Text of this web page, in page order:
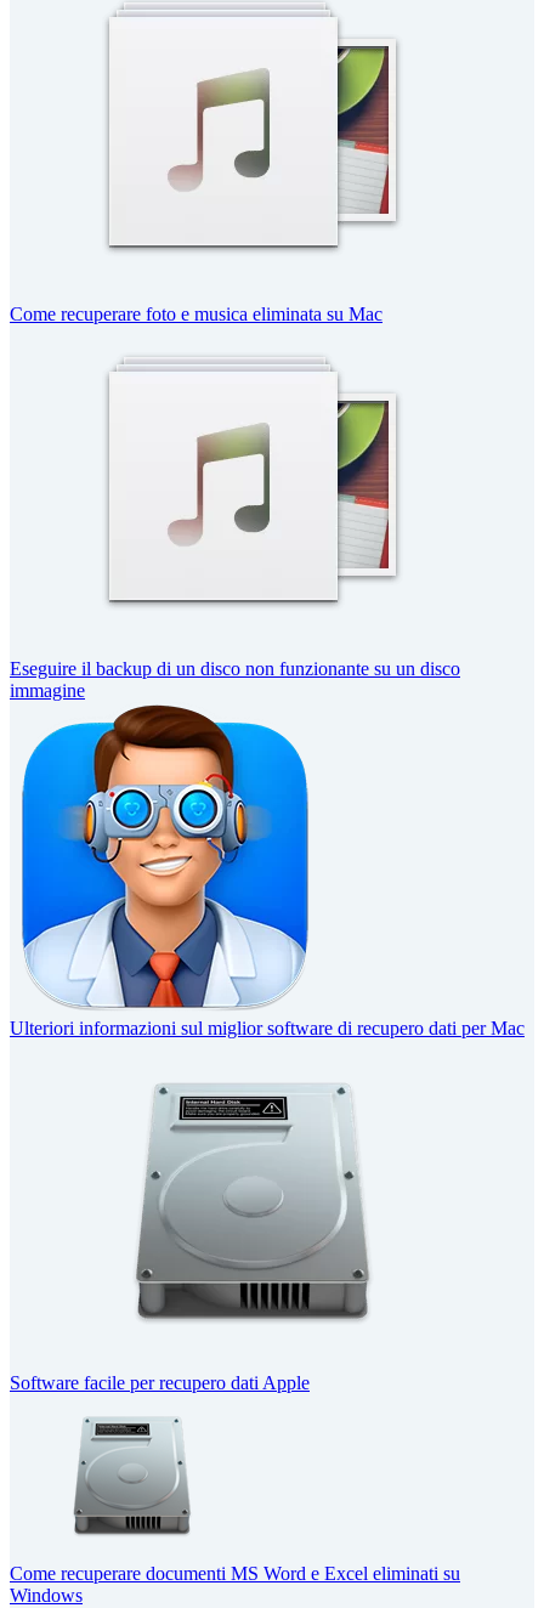
Come recuperare foto e musica eliminata su Mac
Eseguire il backup di un disco non funzionante su un disco
immagine
Ulteriori informazioni sul miglior software di recupero dati per Mac
Software facile per recupero dati Apple
Come recuperare documenti MS Word e Excel eliminati su
Windows